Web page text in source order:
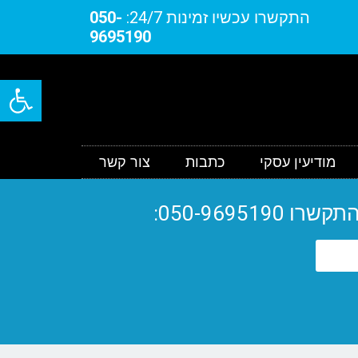
התקשרו עכשיו זמינות 24/7:
050-
9695190
מודיעין עסקי כתבות צור קשר
פתח